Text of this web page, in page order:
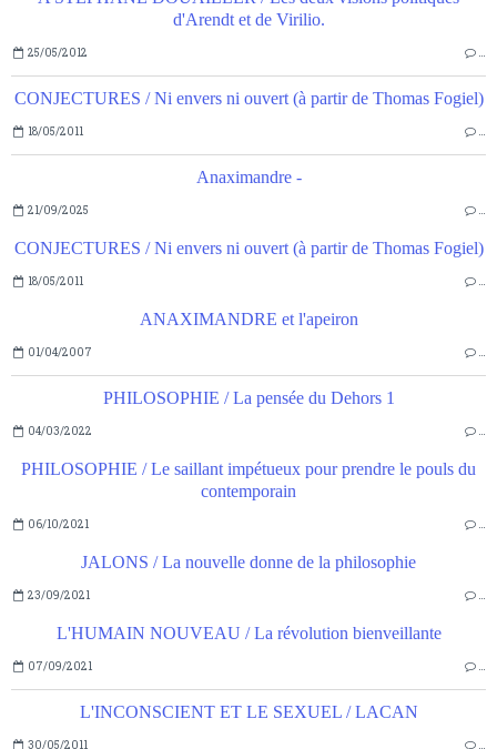
d'Arendt et de Virilio.
25/05/2012 …
CONJECTURES / Ni envers ni ouvert (à partir de Thomas Fogiel)
18/05/2011 …
Anaximandre -
21/09/2025 …
CONJECTURES / Ni envers ni ouvert (à partir de Thomas Fogiel)
18/05/2011 …
ANAXIMANDRE et l'apeiron
01/04/2007 …
PHILOSOPHIE / La pensée du Dehors 1
04/03/2022 …
PHILOSOPHIE / Le saillant impétueux pour prendre le pouls du
contemporain
06/10/2021 …
JALONS / La nouvelle donne de la philosophie
23/09/2021 …
L'HUMAIN NOUVEAU / La révolution bienveillante
07/09/2021 …
L'INCONSCIENT ET LE SEXUEL / LACAN
30/05/2011 …